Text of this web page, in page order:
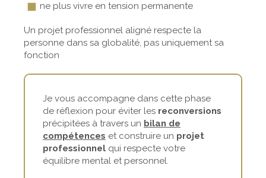
ne plus vivre en tension permanente
Un projet professionnel aligné respecte la
personne dans sa globalité, pas uniquement sa
fonction
Je vous accompagne dans cette phase
de réflexion pour éviter les reconversions
précipitées à travers un bilan de
compétences et construire un projet
professionnel qui respecte votre
équilibre mental et personnel.